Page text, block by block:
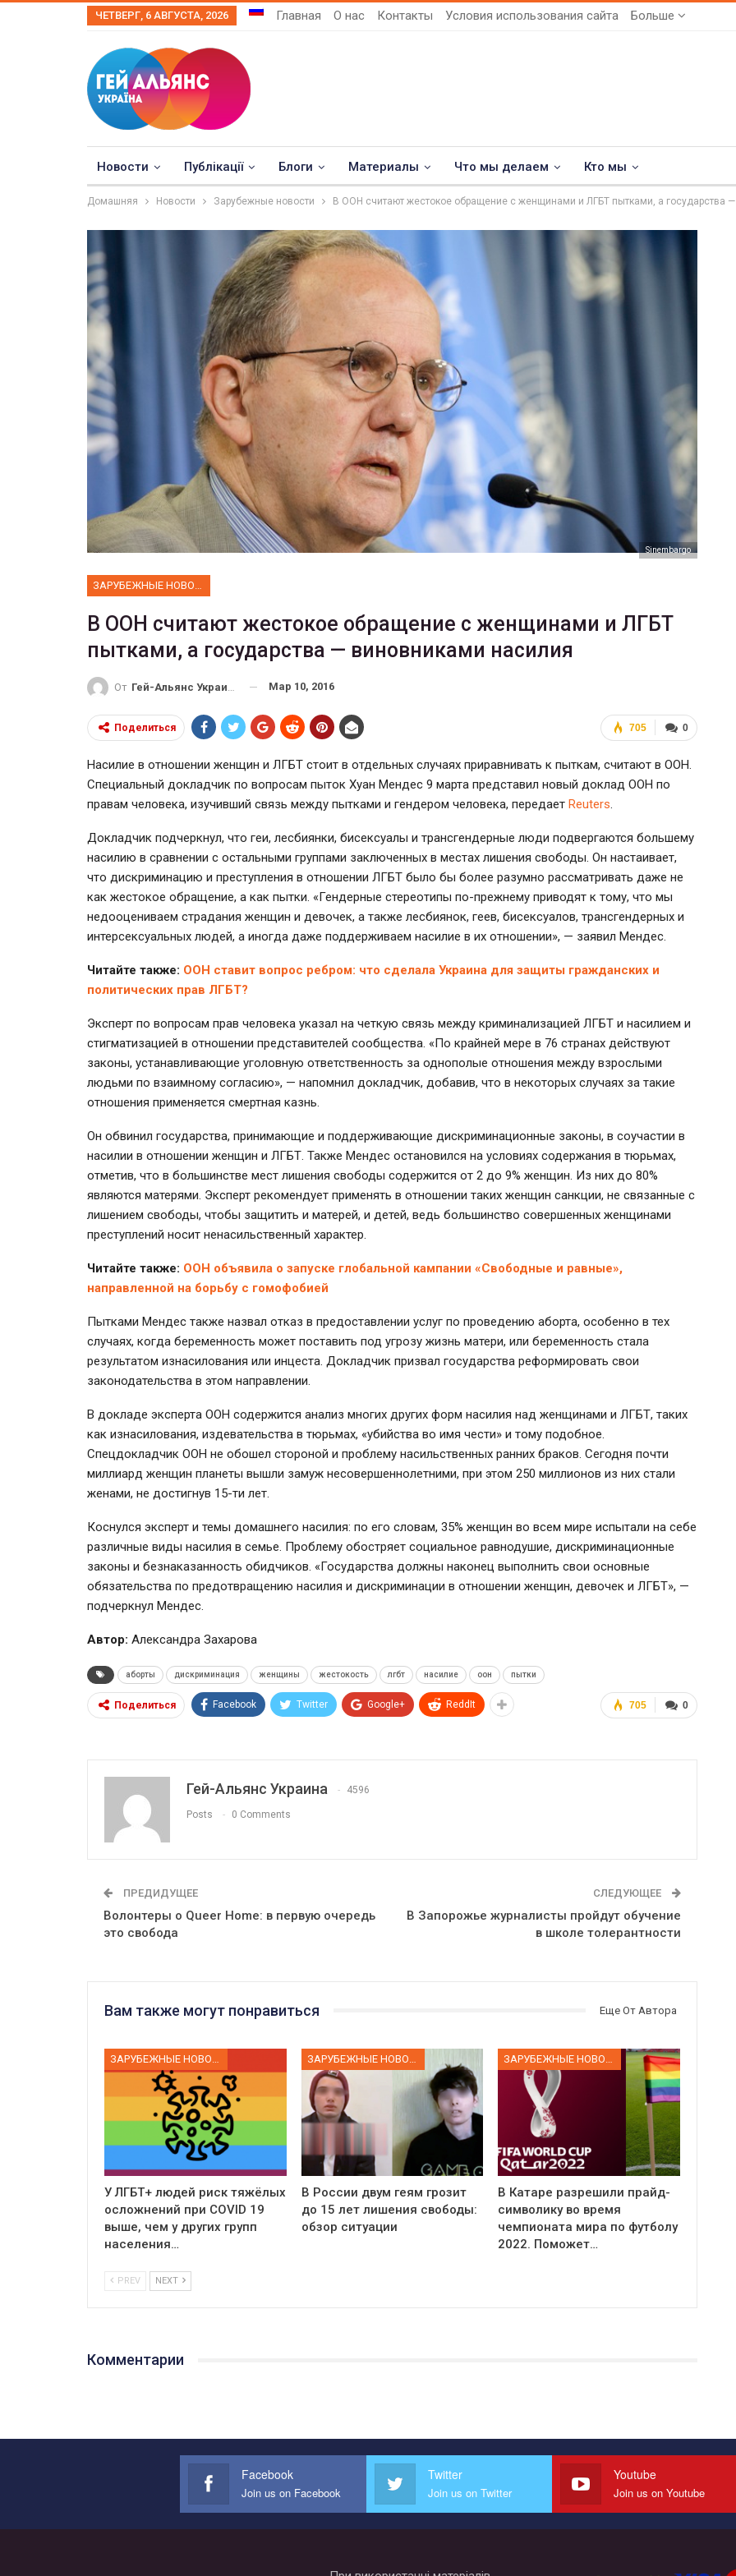
ЧЕТВЕРГ, 6 АВГУСТА, 2026 Главная О нас Контакты Условия использования сайта Больше
Новости Публікації Блоги Материалы Что мы делаем Кто мы
Домашняя Новости Зарубежные новости В ООН считают жестокое обращение с женщинами и ЛГБТ пытками, а государства
Sinembargo
ЗАРУБЕЖНЫЕ НОВОСТИ
В ООН считают жестокое обращение с женщинами и ЛГБТ
пытками, а государства — виновниками насилия
От Гей-Альянс Украина Мар 10, 2016
0
705
Поделиться
Насилие в отношении женщин и ЛГБТ стоит в отдельных случаях приравнивать к пыткам, считают в ООН.
Специальный докладчик по вопросам пыток Хуан Мендес 9 марта представил новый доклад ООН по
правам человека, изучивший связь между пытками и гендером человека, передает Reuters
Докладчик подчеркнул, что геи, лесбиянки, бисексуалы и трансгендерные люди подвергаются большему
насилию в сравнении с остальными группами заключенных в местах лишения свободы. Он настаивает,
что дискриминацию и преступления в отношении ЛГБТ было бы более разумно рассматривать даже не
как жестокое обращение, а как пытки. «Гендерные стереотипы по-прежнему приводят к тому, что мы
недооцениваем страдания женщин и девочек, а также лесбиянок, геев, бисексуалов, трансгендерных и
интерсексуальных людей, а иногда даже поддерживаем насилие в их отношении», — заявил Мендес.
Читайте также: ООН ставит вопрос ребром: что сделала Украина для защиты гражданских и
политических прав ЛГБТ?
Эксперт по вопросам прав человека указал на четкую связь между криминализацией ЛГБТ и насилием и
стигматизацией в отношении представителей сообщества. «По крайней мере в 76 странах действуют
законы, устанавливающие уголовную ответственность за однополые отношения между взрослыми
людьми по взаимному согласию», — напомнил докладчик, добавив, что в некоторых случаях за такие
отношения применяется смертная казнь.
Он обвинил государства, принимающие и поддерживающие дискриминационные законы, в соучастии в
насилии в отношении женщин и ЛГБТ. Также Мендес остановился на условиях содержания в тюрьмах,
отметив, что в большинстве мест лишения свободы содержится от 2 до 9% женщин. Из них до 80%
являются матерями. Эксперт рекомендует применять в отношении таких женщин санкции, не связанные с
лишением свободы, чтобы защитить и матерей, и детей, ведь большинство совершенных женщинами
преступлений носит ненасильственный характер.
Читайте также: ООН объявила о запуске глобальной кампании «Свободные и равные»,
направленной на борьбу с гомофобией
Пытками Мендес также назвал отказ в предоставлении услуг по проведению аборта, особенно в тех
случаях, когда беременность может поставить под угрозу жизнь матери, или беременность стала
результатом изнасилования или инцеста. Докладчик призвал государства реформировать свои
законодательства в этом направлении.
В докладе эксперта ООН содержится анализ многих других форм насилия над женщинами и ЛГБТ, таких
как изнасилования, издевательства в тюрьмах, «убийства во имя чести» и тому подобное.
Спецдокладчик ООН не обошел стороной и проблему насильственных ранних браков. Сегодня почти
миллиард женщин планеты вышли замуж несовершеннолетними, при этом 250 миллионов из них стали
женами, не достигнув 15-ти лет.
Коснулся эксперт и темы домашнего насилия: по его словам, 35% женщин во всем мире испытали на себе
различные виды насилия в семье. Проблему обостряет социальное равнодушие, дискриминационные
законы и безнаказанность обидчиков. «Государства должны наконец выполнить свои основные
обязательства по предотвращению насилия и дискриминации в отношении женщин, девочек и ЛГБТ», —
подчеркнул Мендес.
Автор: Александра Захарова
аборты дискриминация женщины жестокость лгбт насилие оон пытки
0
705
Поделиться Facebook Twitter Google+ ReddIt
Гей-Альянс Украина 4596
Posts 0 Comments
ПРЕДИДУЩЕЕ
Волонтеры о Queer Home: в первую очередь
это свобода
СЛЕДУЮЩЕЕ
В Запорожье журналисты пройдут обучение
в школе толерантности
Вам также могут понравиться Еще От Автора
ЗАРУБЕЖНЫЕ НОВОСТИ
У ЛГБТ+ людей риск тяжёлых
осложнений при COVID 19
выше, чем у других групп
населения…
ЗАРУБЕЖНЫЕ НОВОСТИ
В России двум геям грозит
до 15 лет лишения свободы:
обзор ситуации
ЗАРУБЕЖНЫЕ НОВОСТИ
В Катаре разрешили прайд-
символику во время
чемпионата мира по футболу
2022. Поможет…
PREV NEXT
Комментарии
Прайд в Тель-Авиве собрал 200
тысяч участников
Июн 10, 2017
Военнослужащие-трансгендеры
ГЕЙ-АЛЬЯНС УКРАИНА Июл 27, 2017
Facebook
Join us on Facebook
Twitter
Join us on Twitter
Youtube
Join us on Youtube